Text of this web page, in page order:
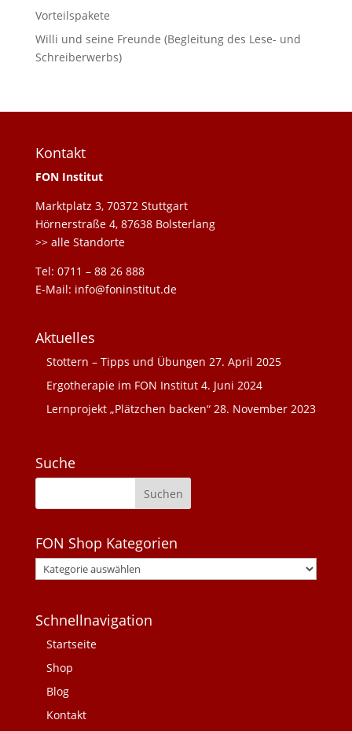
Vorteilspakete
Willi und seine Freunde (Begleitung des Lese- und
Schreiberwerbs)
Kontakt
FON Institut
Marktplatz 3, 70372 Stuttgart
Hörnerstraße 4, 87638 Bolsterlang
>> alle Standorte
Tel: 0711 – 88 26 888
E-Mail: info@foninstitut.de
Aktuelles
Stottern – Tipps und Übungen 27. April 2025
Ergotherapie im FON Institut 4. Juni 2024
Lernprojekt „Plätzchen backen“ 28. November 2023
Suche
FON Shop Kategorien
Schnellnavigation
Startseite
Shop
Blog
Kontakt